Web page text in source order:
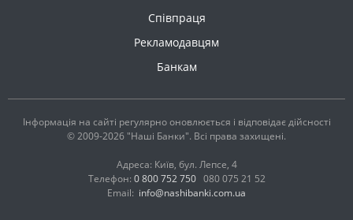
Співпраця
Рекламодавцям
Банкам
Інформація на сайті регулярно оновлюється і відповідає дійсності
© 2009-2026 "Наші Банки". Всі права захищені.
Адреса: Київ, бул. Лепсе, 4
Телефон: 0 800 752 750 080 075 21 52
Email: info@nashibanki.com.ua